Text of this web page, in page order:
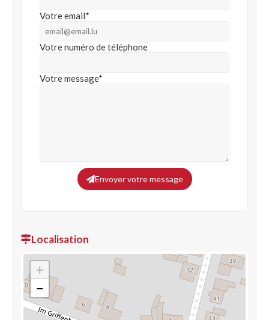
Votre email*
Votre numéro de téléphone
Votre message*
Envoyer votre message
Localisation
+
−